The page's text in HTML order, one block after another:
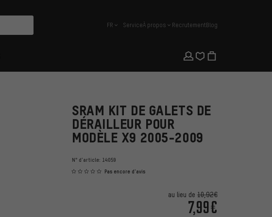
français
FR ServiceÀ propos RecrutementBlog
SRAM KIT DE GALETS DE
DÉRAILLEUR POUR
MODÈLE X9 2005-2009
N° d'article: 14059
Pas encore d'avis
au lieu de 10,92€
7,99€